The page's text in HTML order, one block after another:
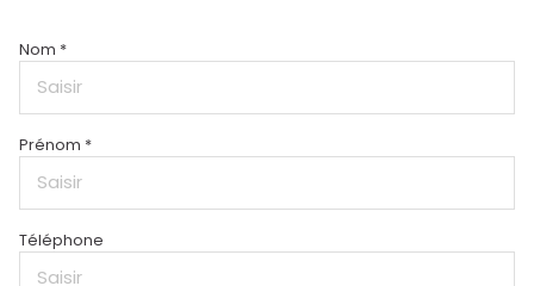
Nom *
Prénom *
Téléphone